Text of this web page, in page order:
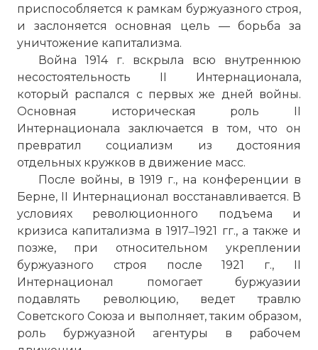
приспособляется к рамкам буржуазного строя,
и заслоняется основная цель — борьба за
уничтожение капитализма.
Война 1914 г. вскрыла всю внутреннюю
несостоятельность II Интернационала,
который распался с первых же дней войны.
Основная историческая роль II
Интернационала заключается в том, что он
превратил социализм из достояния
отдельных кружков в движение масс.
После войны, в 1919 г., на конференции в
Берне, II Интернационал восстанавливается. В
условиях революционного подъема и
кризиса капитализма в 1917‒1921 гг., а также и
позже, при относительном укреплении
буржуазного строя после 1921 г., II
Интернационал помогает буржуазии
подавлять революцию, ведет травлю
Советского Союза и выполняет, таким образом,
роль буржуазной агентуры в рабочем
☓